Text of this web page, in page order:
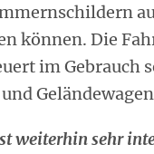
können. Die
im Gebrauch
weiterhin sehr